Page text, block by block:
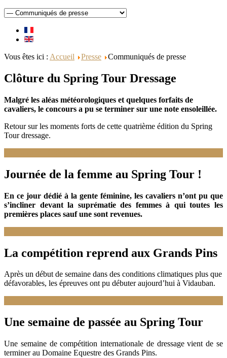
Vous êtes ici : Accueil Presse Communiqués de presse
Clôture du Spring Tour Dressage
Malgré les aléas météorologiques et quelques forfaits de
cavaliers, le concours a pu se terminer sur une note ensoleillée.
Retour sur les moments forts de cette quatrième édition du Spring
Tour dressage.
Journée de la femme au Spring Tour !
En ce jour dédié à la gente féminine, les cavaliers n’ont pu que
s’incliner devant la suprématie des femmes à qui toutes les
premières places sauf une sont revenues.
La compétition reprend aux Grands Pins
Après un début de semaine dans des conditions climatiques plus que
défavorables, les épreuves ont pu débuter aujourd’hui à Vidauban.
Une semaine de passée au Spring Tour
Une semaine de compétition internationale de dressage vient de se
terminer au Domaine Equestre des Grands Pins.